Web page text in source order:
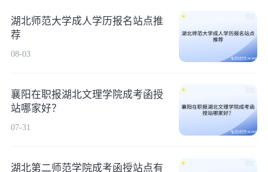
湖北师范大学成人学历报名站点推
荐
08-03
襄阳在职报湖北文理学院成考函授
站哪家好？
07-31
湖北第二师范学院成考函授站点有